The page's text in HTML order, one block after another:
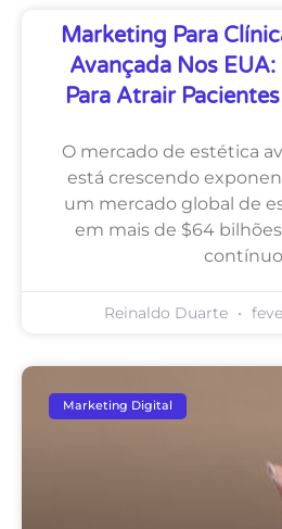
Marketing Para
Avançada Nos
Para Atrair
O mercado de estética
está crescendo
um mercado global de
em mais de $64
contínuo
Reinaldo Duarte
Marketing Digital